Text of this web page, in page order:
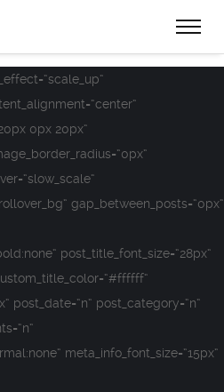
0px 20px“
gap_between_posts=“0px“
post_title_font_size=“28px“
post_date=“n“ post_category=“n“
meta_info_font_size=“15px“